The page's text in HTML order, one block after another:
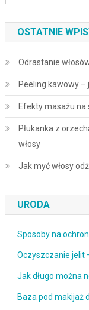
OSTATNIE
Odrastanie
Peeling kawowy –
Efekty masażu na
Płukanka z
włosy
Jak myć włosy
URODA
Sposoby na
Oczyszczanie jelit
Jak długo można
Baza pod makijaż